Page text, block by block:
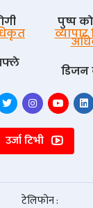
पुष्प
डिजन
उर्जा टिभी
टेलिफोन :